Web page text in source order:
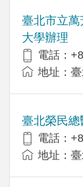
臺北市立
大學辦理
電話：
地址：
臺北榮民總
電話：
地址：